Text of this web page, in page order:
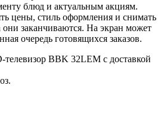
блюд и актуальным акциям.
цены, стиль оформления и снимать
заканчиваются. На экран может
очередь готовящихся заказов.
BBK 32LEM с доставкой